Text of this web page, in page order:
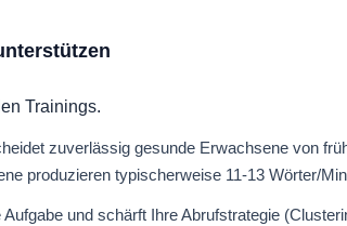
Trainings.
zuverlässig gesunde Erwachsene von
produzieren typischerweise 11-13 Wörter/
und schärft Ihre Abrufstrategie